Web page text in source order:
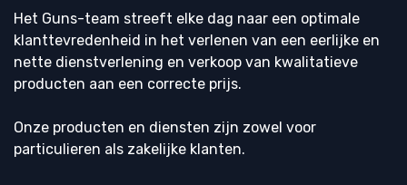
Het Guns-team streeft elke dag naar een optimale
klanttevredenheid in het verlenen van een eerlijke en
nette dienstverlening en verkoop van kwalitatieve
producten aan een correcte prijs.
Onze producten en diensten zijn zowel voor
particulieren als zakelijke klanten.